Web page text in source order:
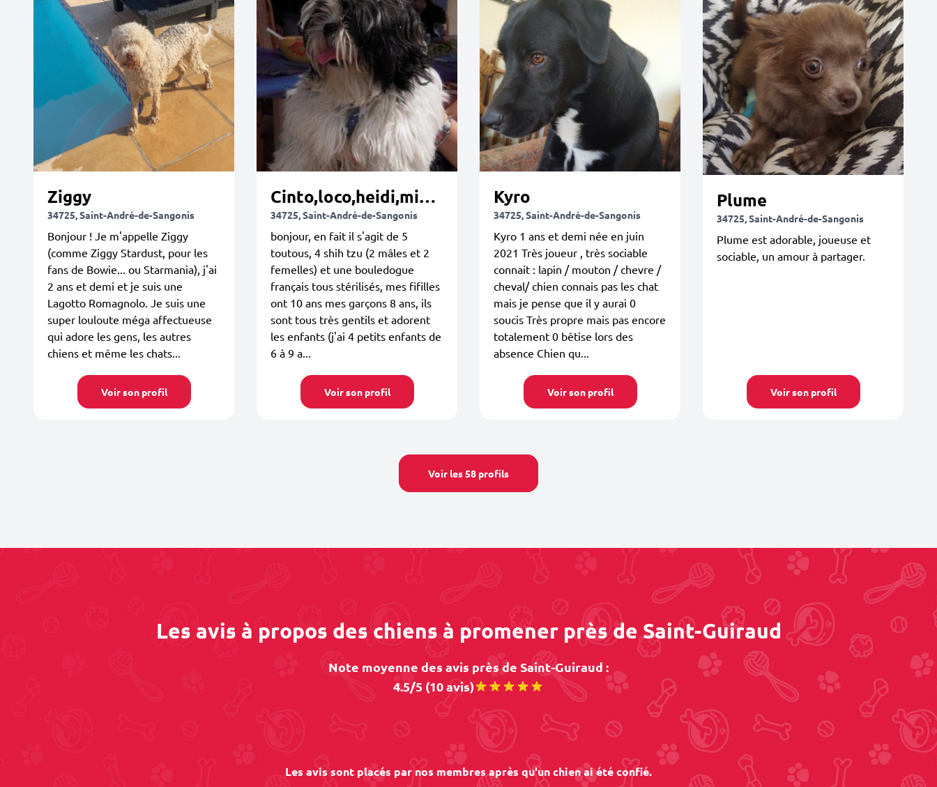
Ziggy
34725, Saint-André-de-Sangonis
Bonjour ! Je m'appelle Ziggy
(comme Ziggy Stardust, pour les
fans de Bowie... ou Starmania), j'ai
2 ans et demi et je suis une
Lagotto Romagnolo. Je suis une
super louloute méga affectueuse
qui adore les gens, les autres
chiens et même les chats...
Voir son profil
Cinto,loco,heidi,missy,nila
34725, Saint-André-de-Sangonis
bonjour, en fait il s'agit de 5
toutous, 4 shih tzu (2 mâles et 2
femelles) et une bouledogue
français tous stérilisés, mes fifilles
ont 10 ans mes garçons 8 ans, ils
sont tous très gentils et adorent
les enfants (j'ai 4 petits enfants de
6 à 9 a...
Voir son profil
Kyro
34725, Saint-André-de-Sangonis
Kyro 1 ans et demi née en juin
2021 Très joueur , très sociable
connait : lapin / mouton / chevre /
cheval/ chien connais pas les chat
mais je pense que il y aurai 0
soucis Très propre mais pas encore
totalement 0 bêtise lors des
absence Chien qu...
Voir son profil
Plume
34725, Saint-André-de-Sangonis
Plume est adorable, joueuse et
sociable, un amour à partager.
Voir son profil
Voir les 58 profils
Les avis à propos des chiens à promener près de Saint-Guiraud
Note moyenne des avis près de Saint-Guiraud :
4.5/5 (10 avis)
Les avis sont placés par nos membres après qu'un chien ai été confié.